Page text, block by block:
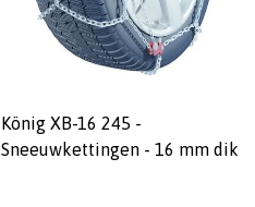
König XB-16 245 -
Sneeuwkettingen - 16 mm dik